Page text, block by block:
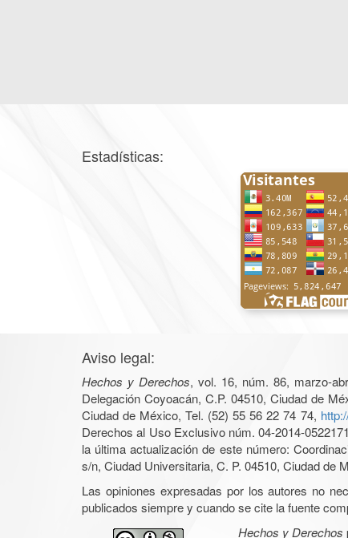
Estadísticas:
Aviso legal:
Hechos y Derechos, vol. 16, núm. 86, marzo-
Delegación Coyoacán, C.P. 04510, Ciudad de
Ciudad de México, Tel. (52) 55 56 22 74 74,
Derechos al Uso Exclusivo núm. 04-2014-
la última actualización de este número:
s/n, Ciudad Universitaria, C. P. 04510, Ciudad de
Las opiniones expresadas por los autores no
publicados siempre y cuando se cite la fuente
Hechos y Derechos